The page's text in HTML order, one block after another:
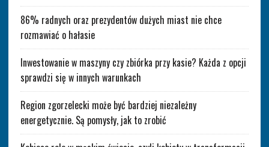
86% radnych oraz prezydentów dużych miast nie chce
rozmawiać o hałasie
Inwestowanie w maszyny czy zbiórka przy kasie? Każda z opcji
sprawdzi się w innych warunkach
Region zgorzelecki może być bardziej niezależny
energetycznie. Są pomysły, jak to zrobić